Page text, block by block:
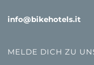
info@bikehotels.it
MELDE DICH ZU